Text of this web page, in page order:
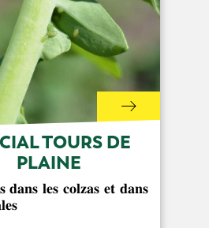
TOURS DE
PLAINE
𝐝𝐚𝐧𝐬 𝐥𝐞𝐬 𝐜𝐨𝐥𝐳𝐚𝐬 𝐞𝐭 𝐝𝐚𝐧𝐬